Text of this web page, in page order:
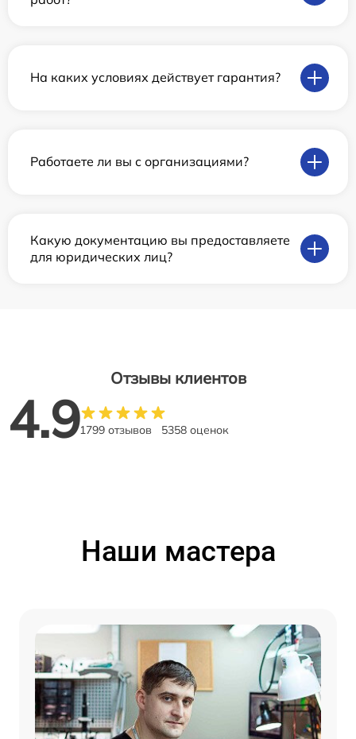
На каких условиях действует гарантия?
Работаете ли вы с организациями?
Какую документацию вы предоставляете
для юридических лиц?
Отзывы клиентов
4.91799 отзывов 5358 оценок
Наши мастера